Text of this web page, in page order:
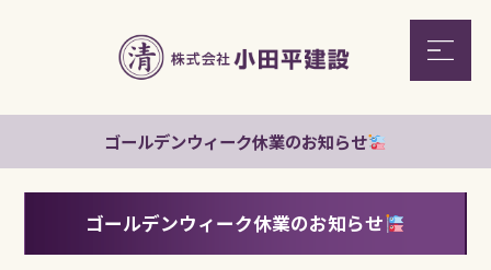
ゴールデンウィーク休業のお知らせ
ゴールデンウィーク休業のお知らせ